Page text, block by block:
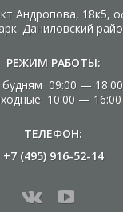
Андропова, 18к5,
Даниловский
РЕЖИМ РАБОТЫ:
09:00 — 18:00
10:00 — 16:00
ТЕЛЕФОН:
+7 (495) 916-52-14